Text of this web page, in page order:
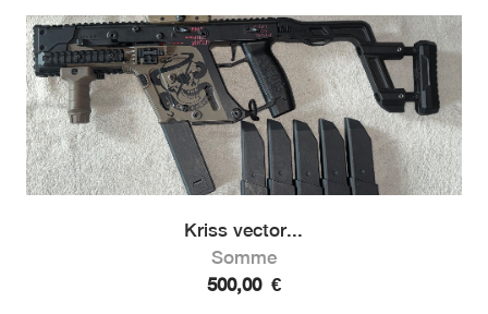
Kriss vector...
Somme
500,00 €